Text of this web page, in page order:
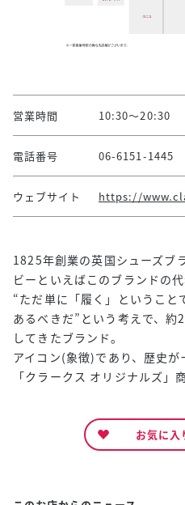
営業時間 10:30～20:30
電話番号 06-6151-1445
ウェブサイト https://
1825年創業の英国シューズブ
ビーといえばこのブランドの代
“ただ単に「履く」ということ
あるべきだ”という考えで、
してきたブランド。
アイコン(象徴)であり、歴史
「クラークス オリジナルズ」
お気に入